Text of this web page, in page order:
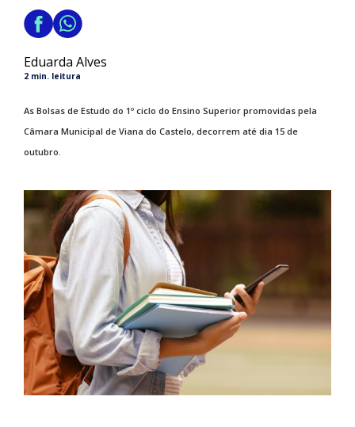
Eduarda Alves
2 min. leitura
As Bolsas de Estudo do 1º ciclo do Ensino Superior promovidas pela
Câmara Municipal de Viana do Castelo, decorrem até dia 15 de
outubro.